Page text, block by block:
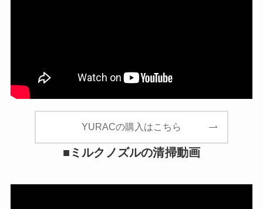
YURACの購入はこちら
■ミルクノズルの清掃動画